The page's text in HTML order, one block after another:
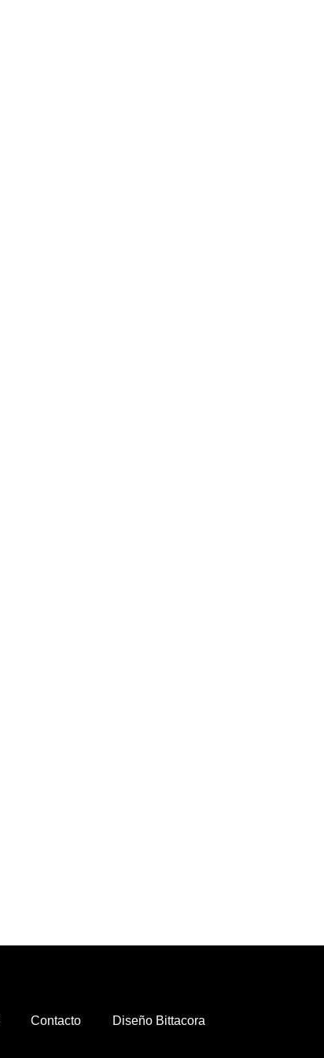
Contacto Diseño Bittacora